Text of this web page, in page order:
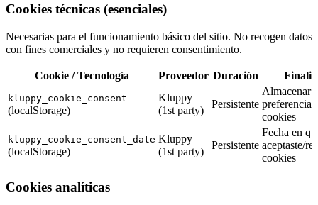
Cookies técnicas (esenciales)
Necesarias para el funcionamiento básico del sitio. No recogen datos
con fines comerciales y no requieren consentimiento.
Cookie / Tecnología Proveedor Duración
kluppy_cookie_consent
(localStorage)
Kluppy
(1st party)
Persistente
Almacenar
preferencia
cookies
kluppy_cookie_consent_date
(localStorage)
Kluppy
(1st party)
Persistente
Fecha en
aceptaste/
cookies
Cookies analíticas